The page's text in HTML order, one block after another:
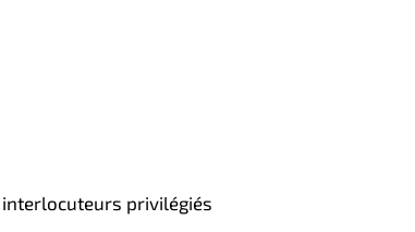
interlocuteurs privilégiés